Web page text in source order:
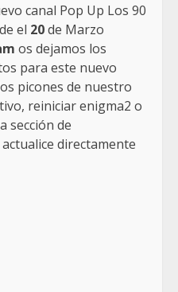
canal Pop Up Los 90
el 20de Marzo
os dejamos los
para este nuevo
picones de nuestro
reiniciar enigma2 o
sección de
directamente